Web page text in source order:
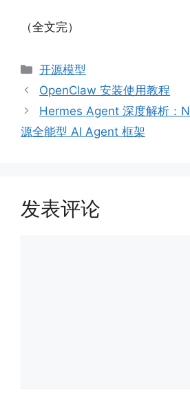
（全文完）
分
类
开源模型
OpenClaw 安装使用教程
Hermes Agent 深度解析：
源全能型 AI Agent 框架
发表评论